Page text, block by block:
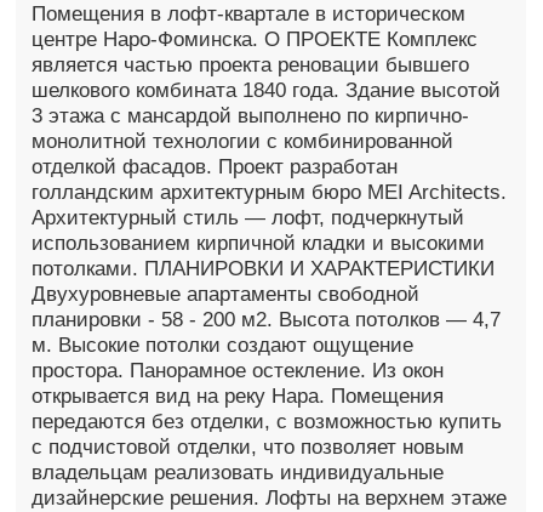
Помещения в лофт-квартале в историческом
центре Наро-Фоминска. О ПРОЕКТЕ Комплекс
является частью проекта реновации бывшего
шелкового комбината 1840 года. Здание высотой
3 этажа с мансардой выполнено по кирпично-
монолитной технологии с комбинированной
отделкой фасадов. Проект разработан
голландским архитектурным бюро MEI Architects.
Архитектурный стиль — лофт, подчеркнутый
использованием кирпичной кладки и высокими
потолками. ПЛАНИРОВКИ И ХАРАКТЕРИСТИКИ
Двухуровневые апартаменты свободной
планировки - 58 - 200 м2. Высота потолков — 4,7
м. Высокие потолки создают ощущение
простора. Панорамное остекление. Из окон
открывается вид на реку Нара. Помещения
передаются без отделки, с возможностью купить
с подчистовой отделки, что позволяет новым
владельцам реализовать индивидуальные
дизайнерские решения. Лофты на верхнем этаже